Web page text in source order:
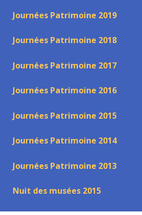
Journées Patrimoine 2019
Journées Patrimoine 2018
Journées Patrimoine 2017
Journées Patrimoine 2016
Journées Patrimoine 2015
Journées Patrimoine 2014
Journées Patrimoine 2013
Nuit des musées 2015